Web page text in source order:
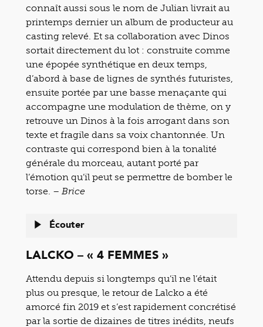
connaît aussi sous le nom de Julian livrait au
printemps dernier un album de producteur au
casting relevé. Et sa collaboration avec Dinos
sortait directement du lot : construite comme
une épopée synthétique en deux temps,
d’abord à base de lignes de synthés futuristes,
ensuite portée par une basse menaçante qui
accompagne une modulation de thème, on y
retrouve un Dinos à la fois arrogant dans son
texte et fragile dans sa voix chantonnée. Un
contraste qui correspond bien à la tonalité
générale du morceau, autant porté par
l’émotion qu’il peut se permettre de bomber le
torse. – Brice
Écouter
LALCKO – « 4 FEMMES »
Attendu depuis si longtemps qu’il ne l’était
plus ou presque, le retour de Lalcko a été
amorcé fin 2019 et s’est rapidement concrétisé
par la sortie de dizaines de titres inédits, neufs